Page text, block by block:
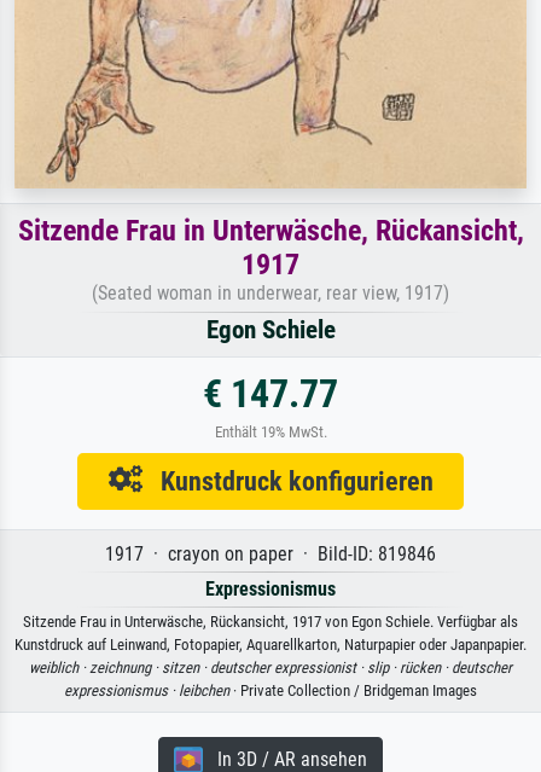
Sitzende Frau in Unterwäsche, Rückansicht,
1917
(Seated woman in underwear, rear view, 1917)
Egon Schiele
€ 147.77
Enthält 19% MwSt.
Kunstdruck konfigurieren
1917 · crayon on paper · Bild-ID: 819846
Expressionismus
Sitzende Frau in Unterwäsche, Rückansicht, 1917 von Egon Schiele. Verfügbar als
Kunstdruck auf Leinwand, Fotopapier, Aquarellkarton, Naturpapier oder Japanpapier.
weiblich · zeichnung · sitzen · deutscher expressionist · slip · rücken · deutscher
expressionismus · leibchen· Private Collection / Bridgeman Images
In 3D / AR ansehen